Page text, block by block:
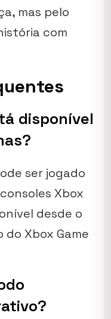
mas pelo
com
disponível
ser jogado
Xbox
desde o
Xbox Game